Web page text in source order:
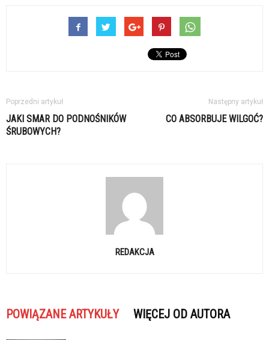
Poprzedni artykuł
JAKI SMAR DO PODNOŚNIKÓW
ŚRUBOWYCH?
Następny artykuł
CO ABSORBUJE WILGOĆ?
REDAKCJA
POWIĄZANE ARTYKUŁY WIĘCEJ OD AUTORA